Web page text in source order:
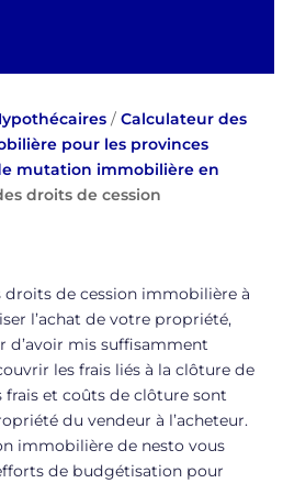
/ Calculateur des
pour les provinces
mutation immobilière en
droits de cession
droits de cession immobilière à
l’achat de votre propriété,
d’avoir mis suffisamment
les frais liés à la clôture de
frais et coûts de clôture sont
du vendeur à l’acheteur.
immobilière de nesto vous
de budgétisation pour